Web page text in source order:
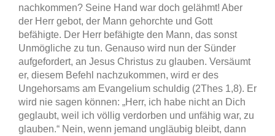
nachkommen? Seine Hand war doch gelähmt! Aber
der Herr gebot, der Mann gehorchte und Gott
befähigte. Der Herr befähigte den Mann, das sonst
Unmögliche zu tun. Genauso wird nun der Sünder
aufgefordert, an Jesus Christus zu glauben. Versäumt
er, diesem Befehl nachzukommen, wird er des
Ungehorsams am Evangelium schuldig (2Thes 1,8). Er
wird nie sagen können: „Herr, ich habe nicht an Dich
geglaubt, weil ich völlig verdorben und unfähig war, zu
glauben.“ Nein, wenn jemand ungläubig bleibt, dann